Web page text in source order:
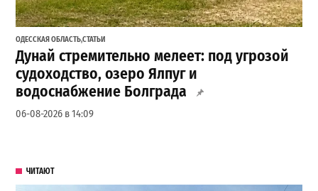
ОДЕССКАЯ ОБЛАСТЬ,СТАТЬИ
Дунай стремительно мелеет: под угрозой
судоходство, озеро Ялпуг и
водоснабжение Болграда
06-08-2026 в 14:09
ЧИТАЮТ